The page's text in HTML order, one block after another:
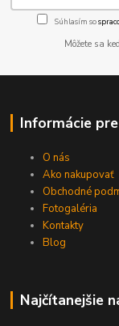
Súhlasím so
Môžete sa
Informácie
O nás
Ako nakupovať
Obchodné
Fotogaléria
Kontakty
Blog
Najčítanejšie